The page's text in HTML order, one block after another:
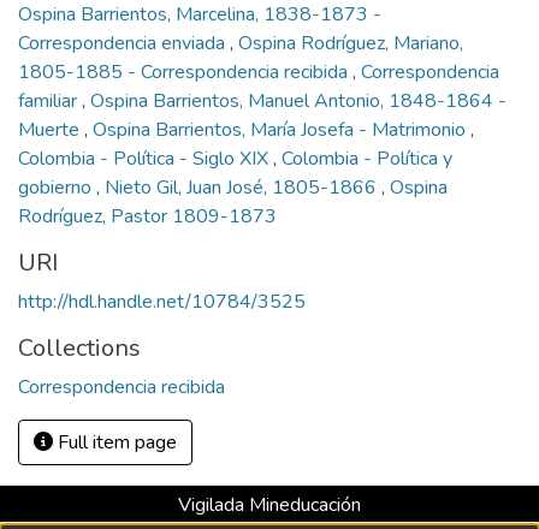
Ospina Barrientos, Marcelina, 1838-1873 -
Correspondencia enviada , Ospina Rodríguez, Mariano,
1805-1885 - Correspondencia recibida , Correspondencia
familiar, Ospina Barrientos, Manuel Antonio, 1848-1864 -
Muerte , Ospina Barrientos, María Josefa - Matrimonio ,
Colombia - Política - Siglo XIX, Colombia - Política y
gobierno , Nieto Gil, Juan José, 1805-1866 , Ospina
Rodríguez, Pastor 1809-1873
URI
http://hdl.handle.net/10784/3525
Collections
Correspondencia recibida
Full item page
Vigilada Mineducación